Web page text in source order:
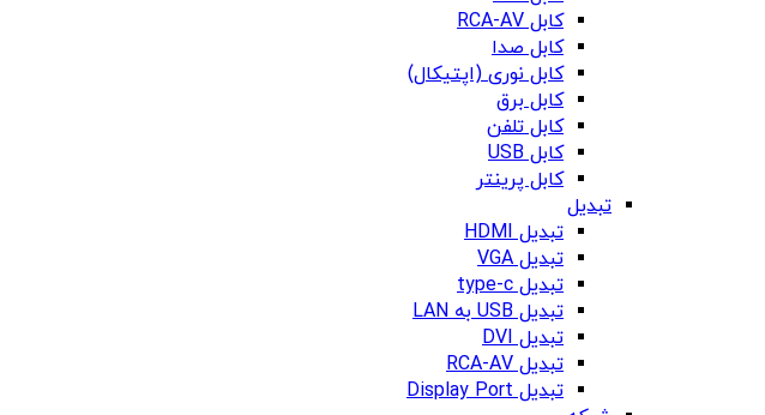
کابل RCA-AV
کابل صدا
کابل نوری (اپتیکال)
کابل برق
کابل تلفن
کابل USB
کابل پرینتر
تبدیل
تبدیل HDMI
تبدیل VGA
تبدیل type-c
تبدیل USB به LAN
تبدیل DVI
تبدیل RCA-AV
تبدیل Display Port